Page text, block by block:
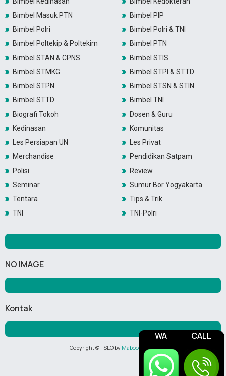
WA CALL
Bimbel Masuk PTN
Bimbel PIP
Bimbel Polri
Bimbel Polri & TNI
Bimbel Poltekip & Poltekim
Bimbel PTN
Bimbel STAN & CPNS
Bimbel STIS
Bimbel STMKG
Bimbel STPI & STTD
Bimbel STPN
Bimbel STSN & STIN
Bimbel STTD
Bimbel TNI
Biografi Tokoh
Dosen & Guru
Kedinasan
Komunitas
Les Persiapan UN
Les Privat
Merchandise
Pendidikan Satpam
Polisi
Review
Seminar
Sumur Bor Yogyakarta
Tentara
Tips & Trik
TNI
TNI-Polri
NO IMAGE
Kontak
Copyright ©- SEO by Maboor Media